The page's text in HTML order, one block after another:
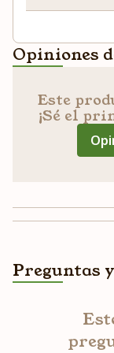
Opiniones
Este
¡Sé el
Preguntas